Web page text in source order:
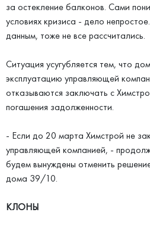
за остекление балконов. Сами
условиях кризиса - дело
данным, тоже не все рассчитались.
Ситуация усугубляется тем, что
эксплуатацию управляющей
отказываются заключать с
погашения задолженности.
- Если до 20 марта Химстрой не
управляющей компанией, -
будем вынуждены отменить
дома 39/10.
КЛОНЫ